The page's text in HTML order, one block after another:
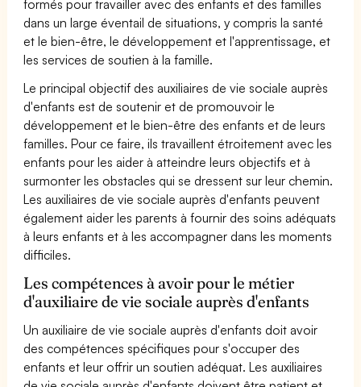
formés pour travailler avec des enfants et des familles
dans un large éventail de situations, y compris la santé
et le bien-être, le développement et l'apprentissage, et
les services de soutien à la famille.
Le principal objectif des auxiliaires de vie sociale auprès
d'enfants est de soutenir et de promouvoir le
développement et le bien-être des enfants et de leurs
familles. Pour ce faire, ils travaillent étroitement avec les
enfants pour les aider à atteindre leurs objectifs et à
surmonter les obstacles qui se dressent sur leur chemin.
Les auxiliaires de vie sociale auprès d'enfants peuvent
également aider les parents à fournir des soins adéquats
à leurs enfants et à les accompagner dans les moments
difficiles.
Les compétences à avoir pour le métier
d'auxiliaire de vie sociale auprès d'enfants
Un auxiliaire de vie sociale auprès d'enfants doit avoir
des compétences spécifiques pour s'occuper des
enfants et leur offrir un soutien adéquat. Les auxiliaires